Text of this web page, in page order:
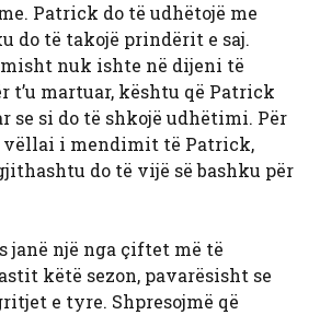
Patrick do të udhëtojë me
do të takojë prindërit e saj.
nuk ishte në dijeni të
martuar, kështu që Patrick
se si do të shkojë udhëtimi. Për
vëllai i mendimit të Patrick,
do të vijë së bashku për
janë një nga çiftet më të
këtë sezon, pavarësisht se
e tyre. Shpresojmë që